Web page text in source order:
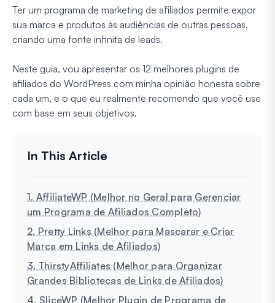
Ter um programa de marketing de afiliados permite expor
sua marca e produtos às audiências de outras pessoas,
criando uma fonte infinita de leads.
Neste guia, vou apresentar os 12 melhores plugins de
afiliados do WordPress com minha opinião honesta sobre
cada um, e o que eu realmente recomendo que você use
com base em seus objetivos.
1. AffiliateWP (Melhor no Geral para Gerenciar
um Programa de Afiliados Completo)
2. Pretty Links (Melhor para Mascarar e Criar
Marca em Links de Afiliados)
3. ThirstyAffiliates (Melhor para Organizar
Grandes Bibliotecas de Links de Afiliados)
4. SliceWP (Melhor Plugin de Programa de